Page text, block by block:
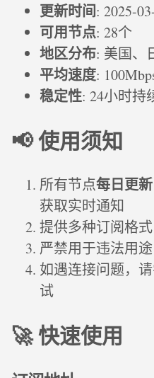
更新时间: 2025-
可用节点: 28个
地区分布: 美国、
平均速度:
稳定性: 24小时持
📢 使用须知
所有节点每日更新
获取实时通知
提供多种订阅格
严禁用于违法用
如遇连接问题，
试
🚀 快速使用